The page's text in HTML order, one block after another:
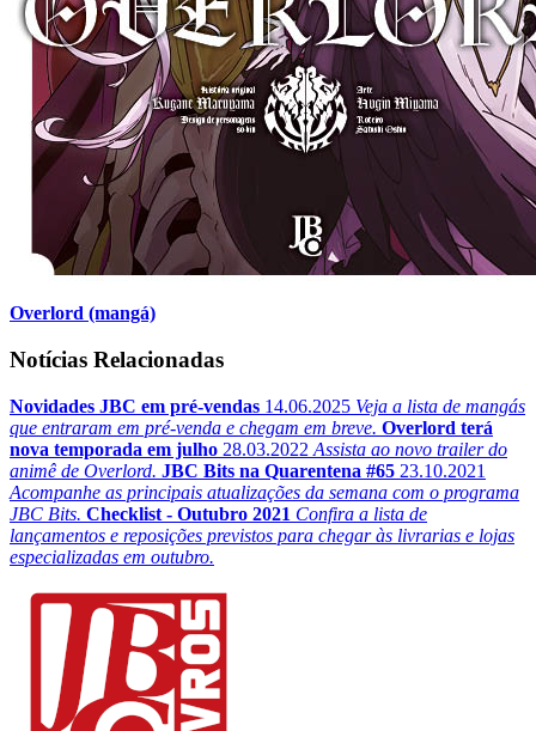
Overlord (mangá)
Notícias Relacionadas
Novidades JBC em pré-vendas 14.06.2025 Veja a lista de mangás
que entraram em pré-venda e chegam em breve. Overlord terá
nova temporada em julho 28.03.2022 Assista ao novo trailer do
animê de Overlord. JBC Bits na Quarentena #65 23.10.2021
Acompanhe as principais atualizações da semana com o programa
JBC Bits. Checklist - Outubro 2021 Confira a lista de
lançamentos e reposições previstos para chegar às livrarias e lojas
especializadas em outubro.